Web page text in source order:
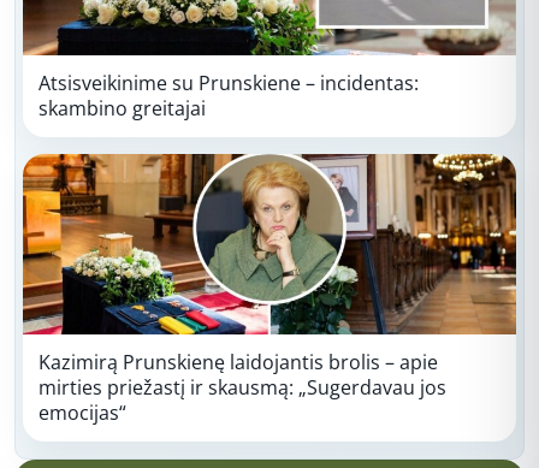
Atsisveikinime su Prunskiene – incidentas:
skambino greitajai
Kazimirą Prunskienę laidojantis brolis – apie
mirties priežastį ir skausmą: „Sugerdavau jos
emocijas“